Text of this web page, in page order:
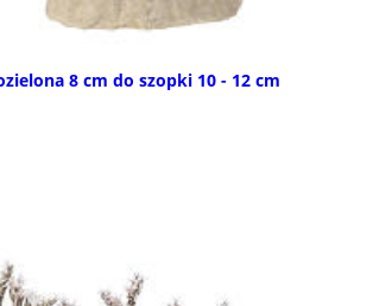
8 cm do szopki 10 - 12 cm